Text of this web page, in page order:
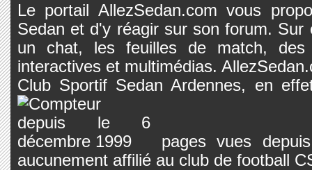
Le portail AllezSedan.com vous
Sedan et d'y réagir sur son forum.
un chat, les feuilles de match, des
interactives et multimédias.
Club Sportif Sedan Ardennes, en
pages vues
aucunement affilié au club de football